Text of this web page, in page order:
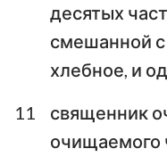
десятых
смешанной
хлебное, и
11
священник
очищаемого